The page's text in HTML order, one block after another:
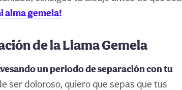
alma gemela!
de la Llama Gemela
un periodo de separación con tu
ser doloroso, quiero que sepas que tus